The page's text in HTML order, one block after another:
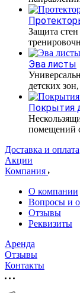
Защита
Эва листы
детских
Покрытия
помещений
Доставка и оплата
Акции
Компания
О компании
Вопросы и
Отзывы
Реквизиты
Аренда
Отзывы
Контакты